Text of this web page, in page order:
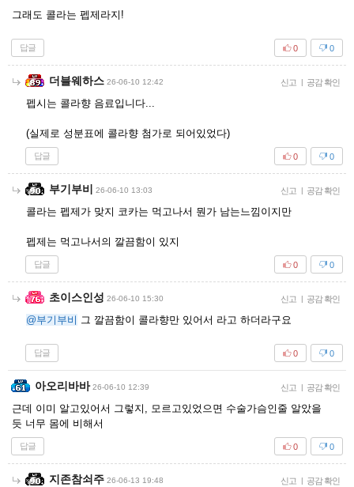
그래도 콜라는 펩제라지!
답글 0
0
더블웨하스 26-06-10 12:42 신고 | 공감 확인
펩시는 콜라향 음료입니다...
(실제로 성분표에 콜라향 첨가로 되어있었다)
답글 0
0
부기부비 26-06-10 13:03 신고 | 공감 확인
콜라는 펩제가 맞지 코카는 먹고나서 뭔가 남는느낌이지만
펩제는 먹고나서의 깔끔함이 있지
답글 0
0
초이스인성 26-06-10 15:30 신고 | 공감 확인
@부기부비 그 깔끔함이 콜라향만 있어서 라고 하더라구요
답글 0
0
아오리바바 26-06-10 12:39 신고 | 공감 확인
근데 이미 알고있어서 그렇지, 모르고있었으면 수술가슴인줄 알았을
듯 너무 몸에 비해서
답글 0
0
지존참쇠주 26-06-13 19:48 신고 | 공감 확인